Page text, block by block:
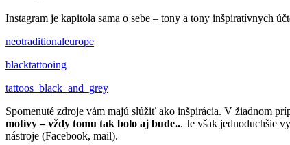
Instagram je kapitola sama o sebe – tony a tony inšpiratívnych
neotraditionaleurope
blacktattooing
tattoos_black_and_grey
Spomenuté zdroje vám majú slúžiť ako inšpirácia. V žiadnom
motívy – vždy tomu tak bolo aj bude... Je však jednoduchšie
nástroje (Facebook, mail).